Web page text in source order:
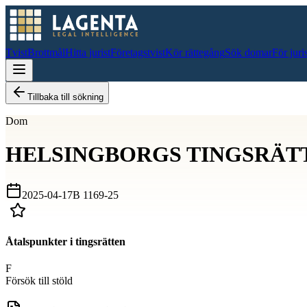
TvistBrottmålHitta juristFöretagstvistKör rättegångSök domarFör
Tillbaka till sökning
Dom
HELSINGBORGS
2025-04-17B 1169-25
Åtalspunkter i tingsrätten
F
Försök till stöld